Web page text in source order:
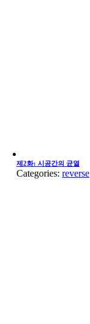
제2화: 시공간의 균열
Categories: reverse